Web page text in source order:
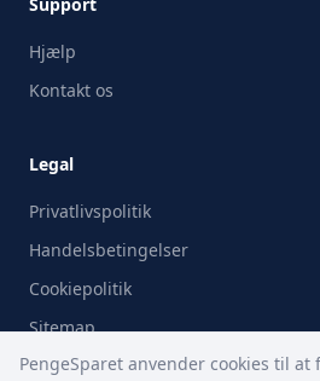
Hjælp
Kontakt os
Legal
Privatlivspolitik
Handelsbetingelser
Cookiepolitik
Sitemap
PengeSparet anvender cookies til at